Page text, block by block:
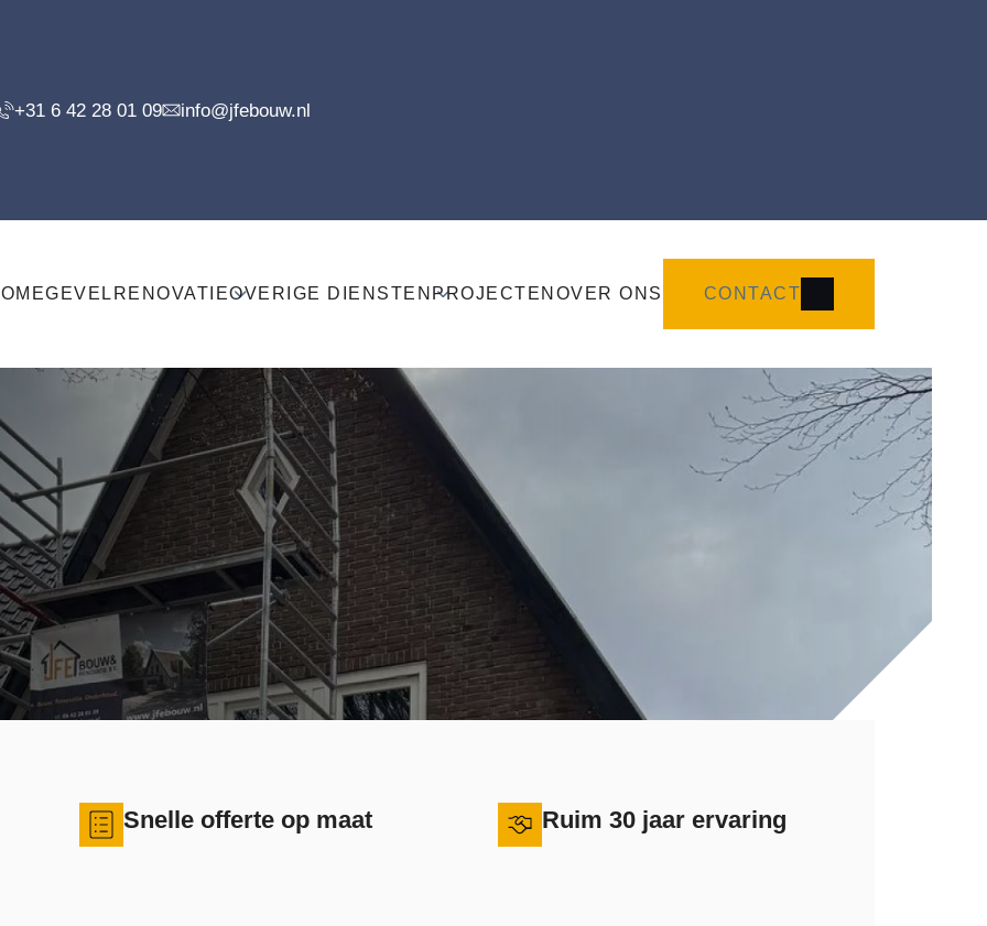
+31 6 42 28 01 09 info@jfebouw.nl
GEVELRENOVATIEOVERIGE DIENSTEN PROJECTEN OVER ONS CONTACT
Snelle offerte op maat Ruim 30 jaar ervaring